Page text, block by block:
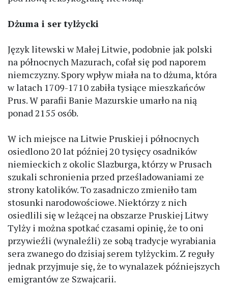
Dżuma i ser tylżycki
Język litewski w Małej Litwie, podobnie jak polski
na północnych Mazurach, cofał się pod naporem
niemczyzny. Spory wpływ miała na to dżuma, która
w latach 1709-1710 zabiła tysiące mieszkańców
Prus. W parafii Banie Mazurskie umarło na nią
ponad 2155 osób.
W ich miejsce na Litwie Pruskiej i północnych
osiedlono 20 lat później 20 tysięcy osadników
niemieckich z okolic Slazburga, którzy w Prusach
szukali schronienia przed prześladowaniami ze
strony katolików. To zasadniczo zmieniło tam
stosunki narodowościowe. Niektórzy z nich
osiedlili się w leżącej na obszarze Pruskiej Litwy
Tylży i można spotkać czasami opinię, że to oni
przywieźli (wynaleźli) ze sobą tradycje wyrabiania
sera zwanego do dzisiaj serem tylżyckim. Z reguły
jednak przyjmuje się, że to wynalazek późniejszych
emigrantów ze Szwajcarii.